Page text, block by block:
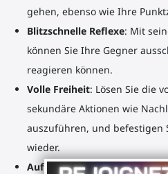
gehen, ebenso wie Ihre
Blitzschnelle Reflexe: Mit
können Sie Ihre Gegner
reagieren können.
Volle Freiheit: Lösen Sie die
sekundäre Aktionen wie
auszuführen, und befestigen
wieder.
Aufrüstbar: Perfekter